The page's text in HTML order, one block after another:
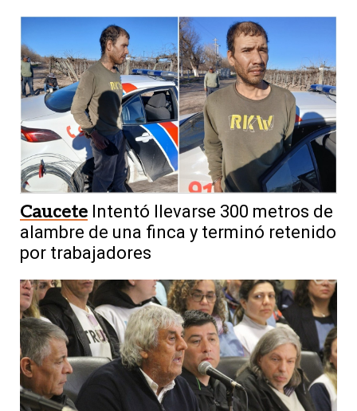
Caucete Intentó llevarse 300 metros de
alambre de una finca y terminó retenido
por trabajadores